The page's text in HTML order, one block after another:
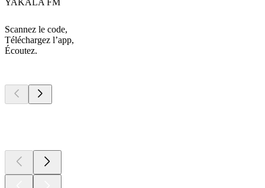
YAKALA FM
Scannez le code,
Téléchargez l’app,
Écoutez.